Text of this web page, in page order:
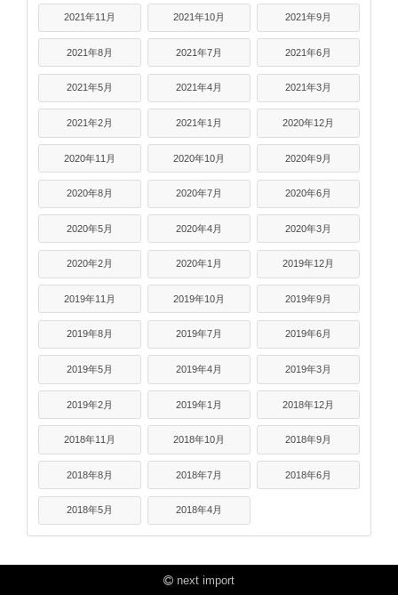
2021年11月 2021年10月 2021年9月
2021年8月 2021年7月 2021年6月
2021年5月 2021年4月 2021年3月
2021年2月 2021年1月 2020年12月
2020年11月 2020年10月 2020年9月
2020年8月 2020年7月 2020年6月
2020年5月 2020年4月 2020年3月
2020年2月 2020年1月 2019年12月
2019年11月 2019年10月 2019年9月
2019年8月 2019年7月 2019年6月
2019年5月 2019年4月 2019年3月
2019年2月 2019年1月 2018年12月
2018年11月 2018年10月 2018年9月
2018年8月 2018年7月 2018年6月
2018年5月 2018年4月
next import